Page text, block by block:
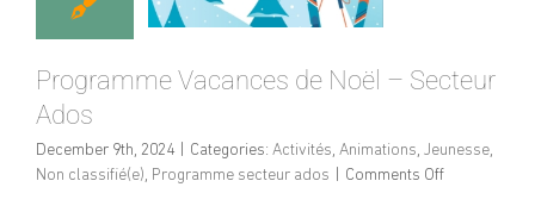
Programme Vacances de Noël – Secteur
Ados
December 9th, 2024 Categories: Activités, Animations, Jeunesse,
Non classifié(e), Programme secteur ados Comments Offon